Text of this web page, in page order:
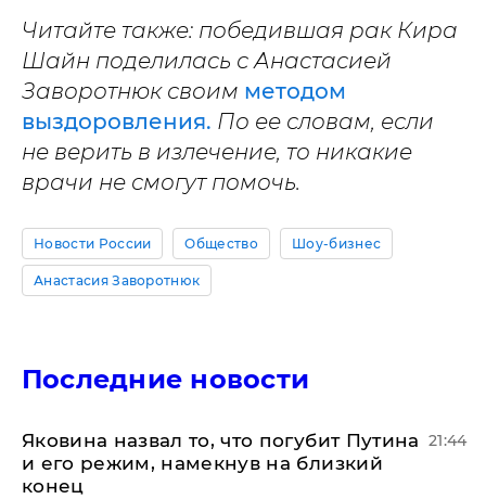
Читайте также: победившая рак Кира
Шайн поделилась с Анастасией
Заворотнюк своим методом
выздоровления. По ее словам, если
не верить в излечение, то никакие
врачи не смогут помочь.
Новости России Общество Шоу-бизнес
Анастасия Заворотнюк
Последние новости
Яковина назвал то, что погубит Путина
и его режим, намекнув на близкий
конец
21:44